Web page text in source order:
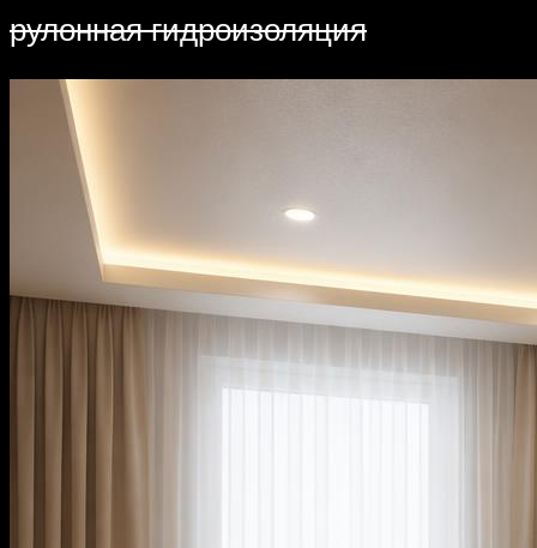
рулонная гидроизоляция